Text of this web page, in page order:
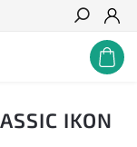
Hledat
IKON